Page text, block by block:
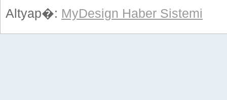
Altyap�: MyDesign Haber Sistemi